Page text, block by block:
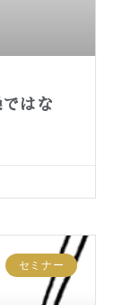
はな
セミナー